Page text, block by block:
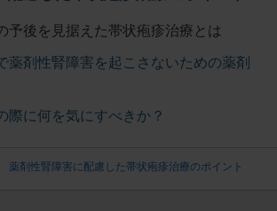
予後を見据えた帯状疱疹治療とは
薬剤性腎障害を起こさないための薬剤
際に何を気にすべきか？
薬剤性腎障害に配慮した帯状疱疹治療のポイント